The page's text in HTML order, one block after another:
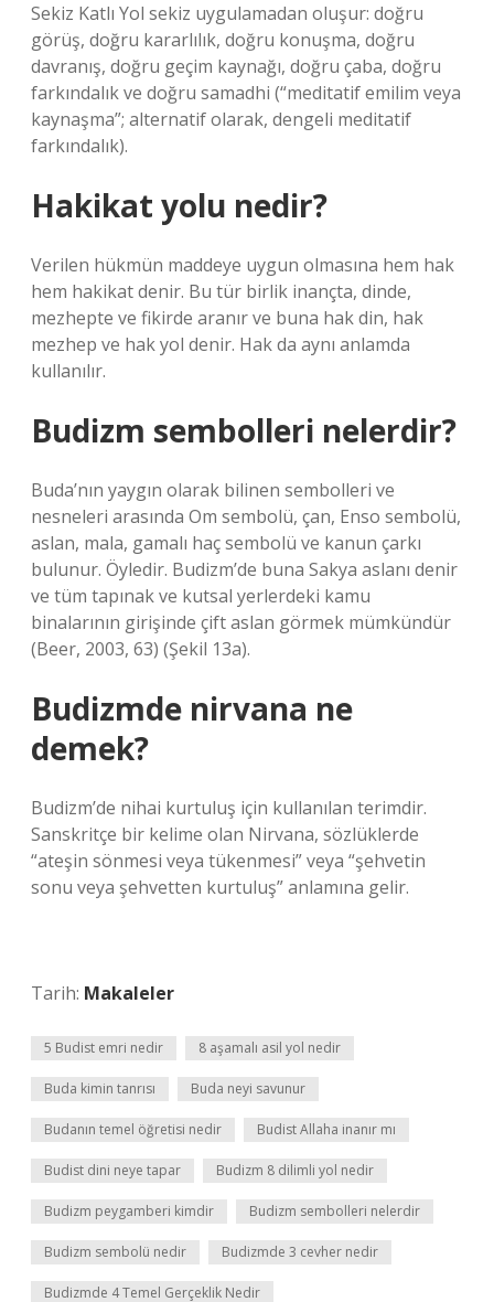
Sekiz Katlı Yol sekiz uygulamadan oluşur: doğru
görüş, doğru kararlılık, doğru konuşma, doğru
davranış, doğru geçim kaynağı, doğru çaba, doğru
farkındalık ve doğru samadhi (“meditatif emilim veya
kaynaşma”; alternatif olarak, dengeli meditatif
farkındalık).
Hakikat yolu nedir?
Verilen hükmün maddeye uygun olmasına hem hak
hem hakikat denir. Bu tür birlik inançta, dinde,
mezhepte ve fikirde aranır ve buna hak din, hak
mezhep ve hak yol denir. Hak da aynı anlamda
kullanılır.
Budizm sembolleri nelerdir?
Buda’nın yaygın olarak bilinen sembolleri ve
nesneleri arasında Om sembolü, çan, Enso sembolü,
aslan, mala, gamalı haç sembolü ve kanun çarkı
bulunur. Öyledir. Budizm’de buna Sakya aslanı denir
ve tüm tapınak ve kutsal yerlerdeki kamu
binalarının girişinde çift aslan görmek mümkündür
(Beer, 2003, 63) (Şekil 13a).
Budizmde nirvana ne
demek?
Budizm’de nihai kurtuluş için kullanılan terimdir.
Sanskritçe bir kelime olan Nirvana, sözlüklerde
“ateşin sönmesi veya tükenmesi” veya “şehvetin
sonu veya şehvetten kurtuluş” anlamına gelir.
Tarih: Makaleler
5 Budist emri nedir 8 aşamalı asil yol nedir
Buda kimin tanrısı Buda neyi savunur
Budanın temel öğretisi nedir Budist Allaha inanır mı
Budist dini neye tapar Budizm 8 dilimli yol nedir
Budizm peygamberi kimdir Budizm sembolleri nelerdir
Budizm sembolü nedir Budizmde 3 cevher nedir
Budizmde 4 Temel Gerçeklik Nedir